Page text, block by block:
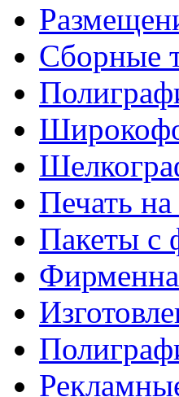
Сборные
Печать
Пакеты с